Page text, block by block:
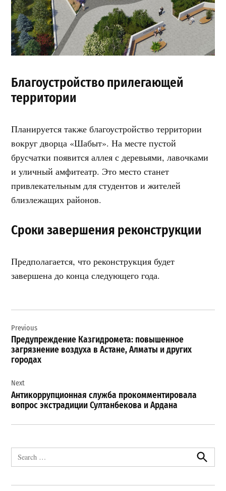
Благоустройство прилегающей
территории
Планируется также благоустройство территории
вокруг дворца «Шабыт». На месте пустой
брусчатки появится аллея с деревьями, лавочками
и уличный амфитеатр. Это место станет
привлекательным для студентов и жителей
близлежащих районов.
Сроки завершения реконструкции
Предполагается, что реконструкция будет
завершена до конца следующего года.
по
записям
Previous
Предупреждение Казгидромета: повышенное
загрязнение воздуха в Астане, Алматы и других
городах
Next
Антикоррупционная служба прокомментировала
вопрос экстрадиции Султанбекова и Ардана
Search
for:
Search